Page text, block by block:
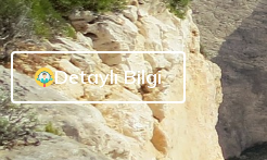
Detaylı Bilgi